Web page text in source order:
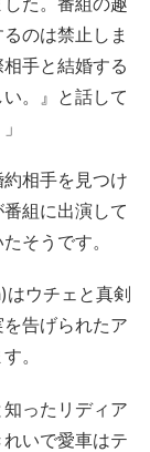
のは禁止しま
手と結婚する
。』と話して
相手を見つけ
組に出演して
そうです。
ウチェと真剣
告げられたア
。
ったリディア
いで愛車はテ